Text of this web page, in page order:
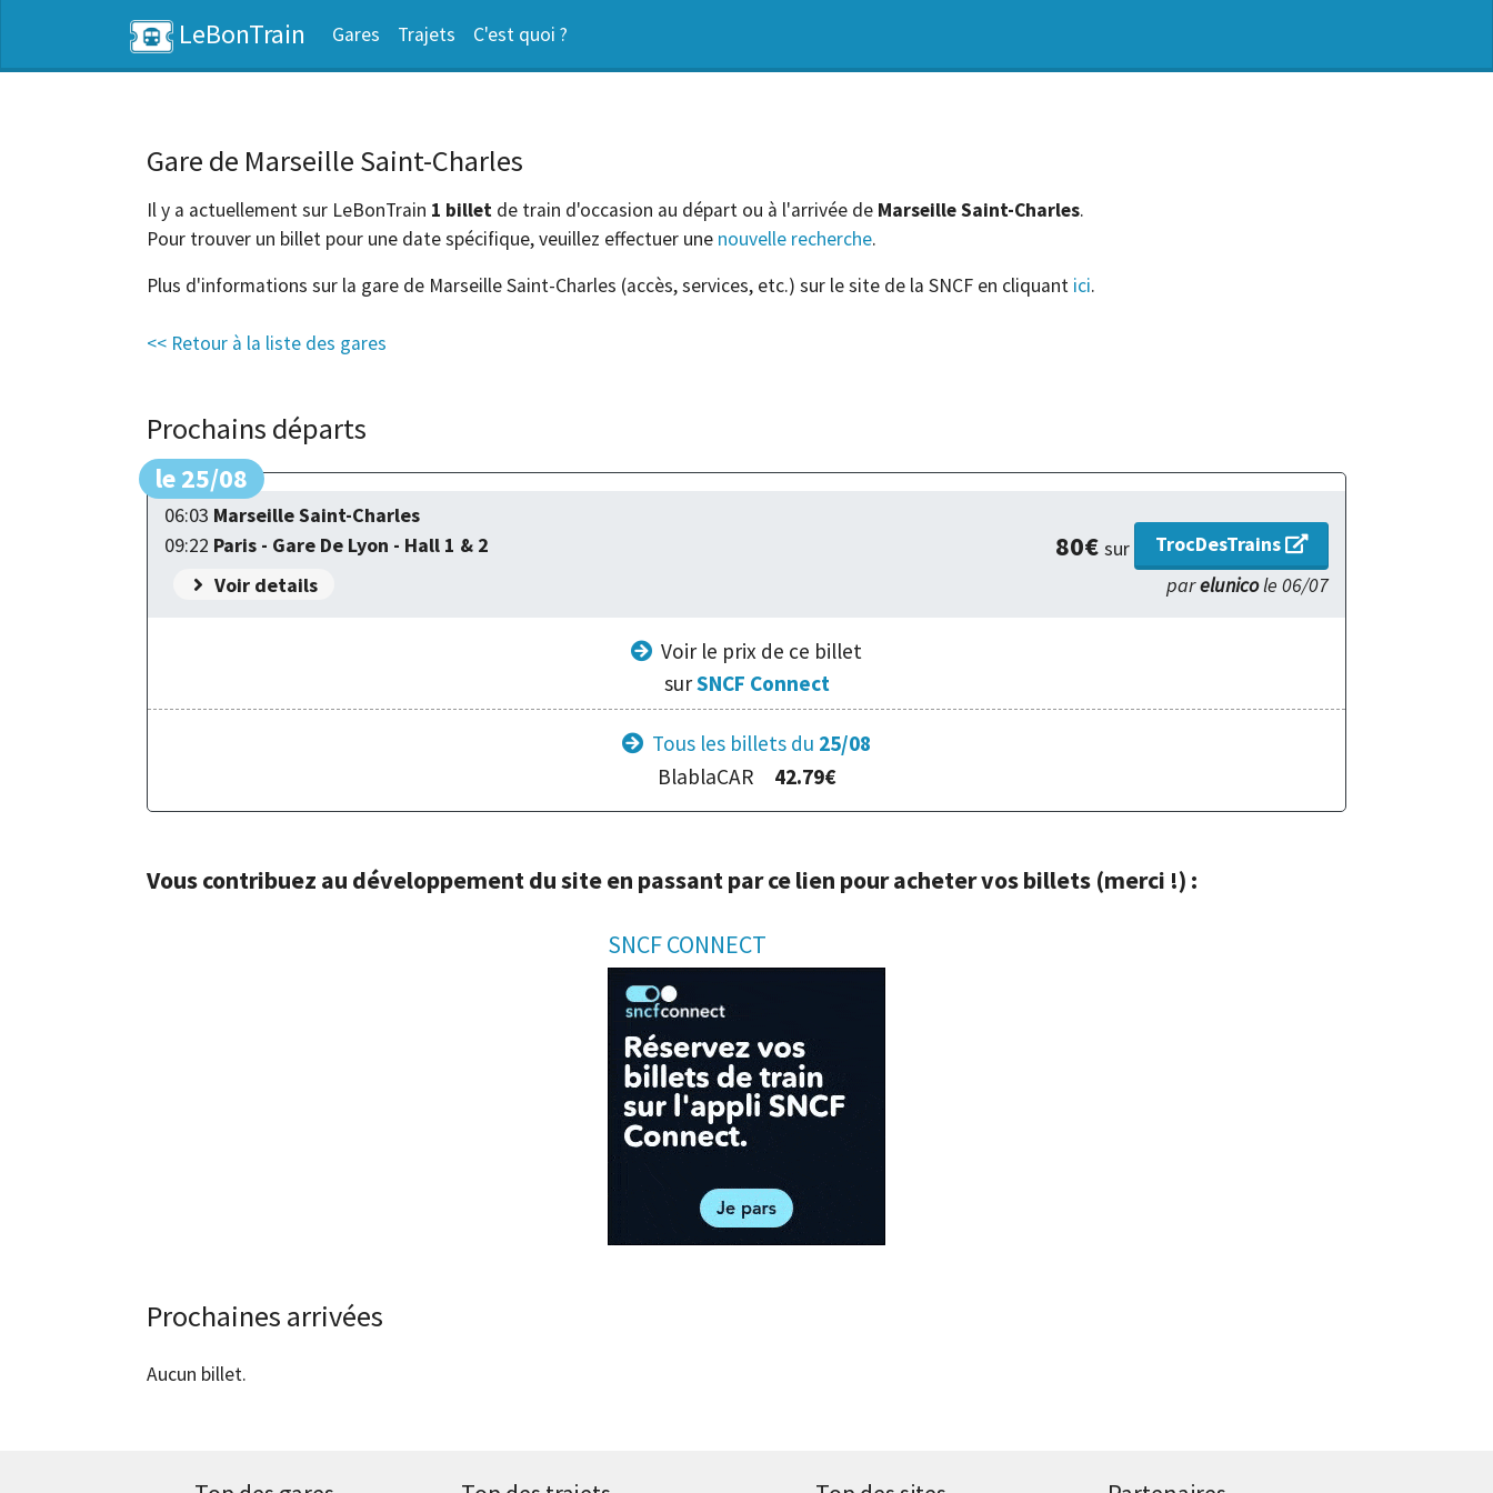
LeBonTrain Gares Trajets C'est quoi ?
Gare de Marseille Saint-Charles
Il y a actuellement sur LeBonTrain 1 billet de train d'occasion au départ ou à l'arrivée de Marseille Saint-Charles.
Pour trouver un billet pour une date spécifique, veuillez effectuer une nouvelle recherche.
Plus d'informations sur la gare de Marseille Saint-Charles (accès, services, etc.) sur le site de la SNCF en cliquant ici.
<< Retour à la liste des gares
Prochains départs
le 25/08
06:03 Marseille Saint-Charles
09:22 Paris - Gare De Lyon - Hall 1 & 2
Voir details
80€ sur
TrocDesTrains
parelunicole 06/07
Voir le prix de ce billet
surSNCF Connect
Tous les billets du 25/08
BlablaCAR
42.79€
Vous contribuez au développement du site en passant par ce lien pour acheter vos billets (merci !) :
SNCF CONNECT
Prochaines arrivées
Aucun billet.